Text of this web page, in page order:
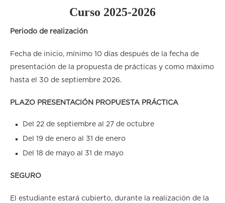
Curso 2025-2026
Periodo de realización
Fecha de inicio, mínimo 10 días después de la fecha de
presentación de la propuesta de prácticas y como máximo
hasta el 30 de septiembre 2026.
PLAZO PRESENTACIÓN PROPUESTA PRÁCTICA
Del 22 de septiembre al 27 de octubre
Del 19 de enero al 31 de enero
Del 18 de mayo al 31 de mayo
SEGURO
El estudiante estará cubierto, durante la realización de la